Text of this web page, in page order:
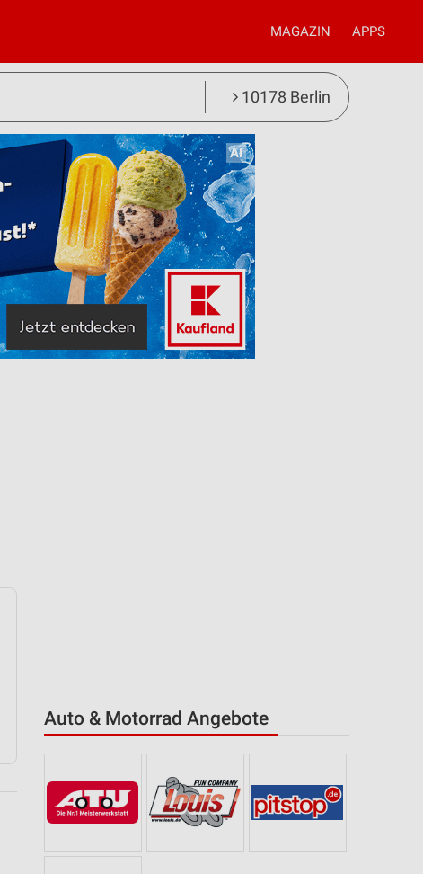
MAGAZIN APPS
10178 Berlin
Auto & Motorrad Angebote